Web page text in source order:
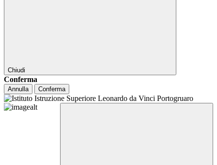
Chiudi
Conferma
Annulla Conferma